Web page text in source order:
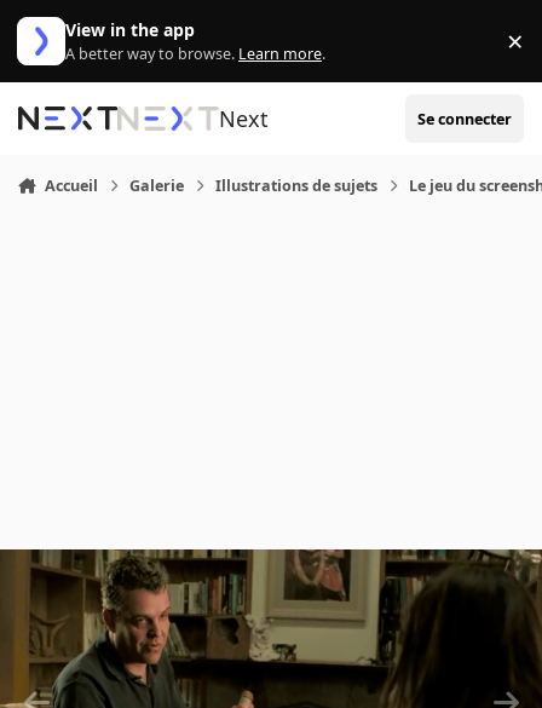
Aller au contenu
View in the app
A better way to browse. Learn more. ×
Next Se connecter
Accueil Galerie Illustrations de sujets Le jeu du